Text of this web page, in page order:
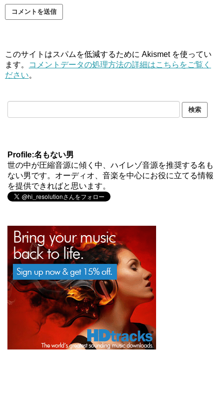
このサイトはスパムを低減するために Akismet を使ってい
ます。
コメントデータの処理方法の詳細はこちらをご覧く
ださい。
Profile:名もない男
世の中が圧縮音源に傾く中、ハイレゾ音源を推奨する名も
ない男です。オーディオ、音楽を中心にお役に立てる情報
を提供できればと思います。